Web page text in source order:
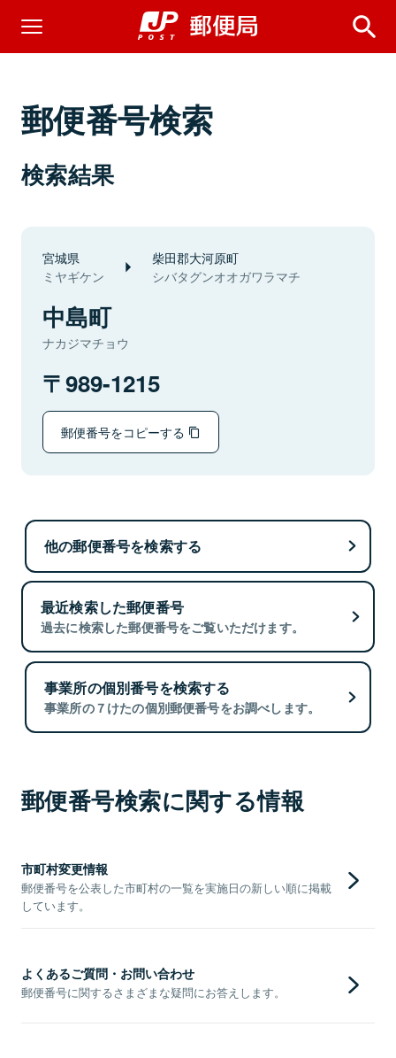
郵便番号検索
検索結果
宮城県
ミヤギケン
柴田郡大河原町
シバタグンオオガワラマチ
中島町
ナカジマチョウ
989-1215
郵便番号をコピーする
他の郵便番号を検索する
最近検索した郵便番号
過去に検索した郵便番号をご覧いただけます。
事業所の個別番号を検索する
事業所の７けたの個別郵便番号をお調べします。
郵便番号検索に関する情報
市町村変更情報
郵便番号を公表した市町村の一覧を実施日の新しい順に掲載
しています。
よくあるご質問・お問い合わせ
郵便番号に関するさまざまな疑問にお答えします。